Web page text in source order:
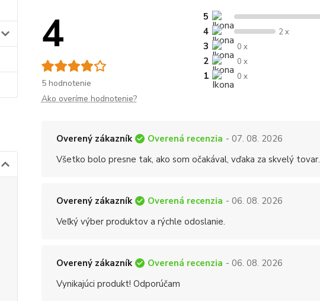
4
5 hodnotenie
5
4 2 x
3 0 x
2 0 x
1 0 x
Ako overíme hodnotenie?
Overený zákazník Overená recenzia - 07. 08. 2026
Všetko bolo presne tak, ako som očakával, vďaka za skvelý tovar.
Overený zákazník Overená recenzia - 06. 08. 2026
Veľký výber produktov a rýchle odoslanie.
Overený zákazník Overená recenzia - 06. 08. 2026
Vynikajúci produkt! Odporúčam